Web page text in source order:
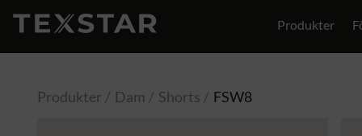
Produkter
Produkter Dam Shorts FSW8